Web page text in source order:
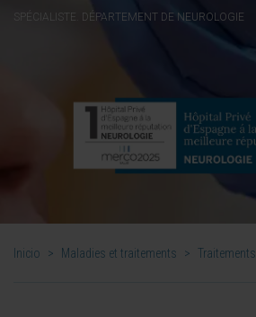
SPÉCIALISTE. DÉPARTEMENT DE NEUROLOGIE
Inicio > Maladies et traitements > Traitements